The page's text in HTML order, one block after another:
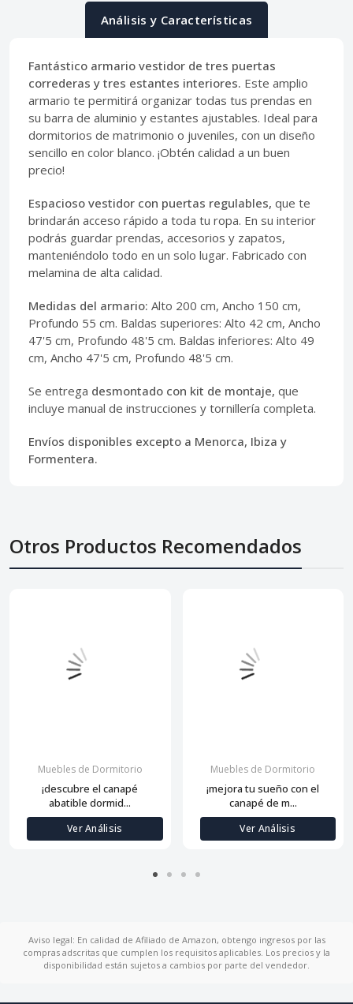
Análisis y Características
Fantástico armario vestidor de tres puertas
correderas y tres estantes interiores. Este amplio
armario te permitirá organizar todas tus prendas en
su barra de aluminio y estantes ajustables. Ideal para
dormitorios de matrimonio o juveniles, con un diseño
sencillo en color blanco. ¡Obtén calidad a un buen
precio!
Espacioso vestidor con puertas regulables, que te
brindarán acceso rápido a toda tu ropa. En su interior
podrás guardar prendas, accesorios y zapatos,
manteniéndolo todo en un solo lugar. Fabricado con
melamina de alta calidad.
Medidas del armario: Alto 200 cm, Ancho 150 cm,
Profundo 55 cm. Baldas superiores: Alto 42 cm, Ancho
47'5 cm, Profundo 48'5 cm. Baldas inferiores: Alto 49
cm, Ancho 47'5 cm, Profundo 48'5 cm.
Se entrega desmontado con kit de montaje, que
incluye manual de instrucciones y tornillería completa.
Envíos disponibles excepto a Menorca, Ibiza y
Formentera.
Otros Productos Recomendados
Muebles de Dormitorio
¡descubre el canapé
abatible dormid...
Ver Análisis
Muebles de Dormitorio
¡mejora tu sueño con el
canapé de m...
Ver Análisis
Aviso legal: En calidad de Afiliado de Amazon, obtengo ingresos por las
compras adscritas que cumplen los requisitos aplicables. Los precios y la
disponibilidad están sujetos a cambios por parte del vendedor.